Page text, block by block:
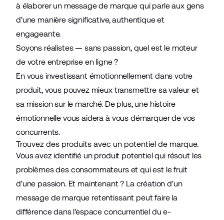
à élaborer un message de marque qui parle aux gens
d'une manière significative, authentique et
engageante.
Soyons réalistes — sans passion, quel est le moteur
de votre entreprise en ligne ?
En vous investissant émotionnellement dans votre
produit, vous pouvez mieux transmettre sa valeur et
sa mission sur le marché. De plus, une histoire
émotionnelle vous aidera à vous démarquer de vos
concurrents.
Trouvez des produits avec un potentiel de marque.
Vous avez identifié un produit potentiel qui résout les
problèmes des consommateurs et qui est le fruit
d'une passion. Et maintenant ? La création d'un
message de marque retentissant peut faire la
différence dans l'espace concurrentiel du e-